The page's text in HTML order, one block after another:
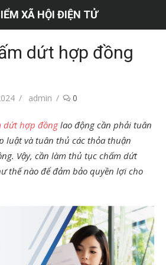
XÃ HỘI ĐIỆN TỬ
dứt hợp đồng
Tác
admin 0
dứt hợp đồnglao động cần phải tuân
luật và tuân thủ các thỏa thuận
Vậy, cần làm thủ tục chấm dứt
thế nào để đảm bảo quyền lợi cho